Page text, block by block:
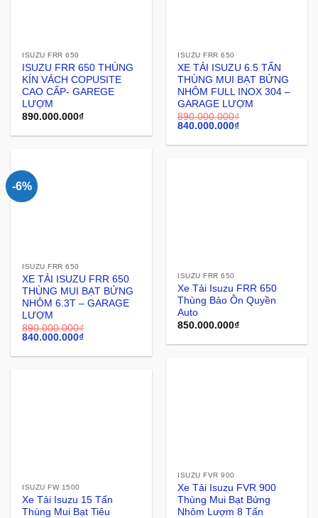
ISUZU FRR 650
ISUZU FRR 650 THÙNG
KÍN VÁCH COPUSITE
CAO CẤP- GAREGE
LƯỢM
890.000.000₫
ISUZU FRR 650
XE TẢI ISUZU 6.5 TẤN
THÙNG MUI BẠT BỬNG
NHÔM FULL INOX 304 –
GARAGE LƯỢM
890.000.000₫
840.000.000₫
-6%
ISUZU FRR 650
XE TẢI ISUZU FRR 650
THÙNG MUI BẠT BỬNG
NHÔM 6.3T – GARAGE
LƯỢM
890.000.000₫
840.000.000₫
ISUZU FRR 650
Xe Tải Isuzu FRR 650
Thùng Bảo Ôn Quyền
Auto
850.000.000₫
ISUZU FVR 900
Xe Tải Isuzu FVR 900
Thùng Mui Bạt Bửng
Nhôm Lượm 8 Tấn
ISUZU FW 1500
Xe Tải Isuzu 15 Tấn
Thùng Mui Bạt Tiêu